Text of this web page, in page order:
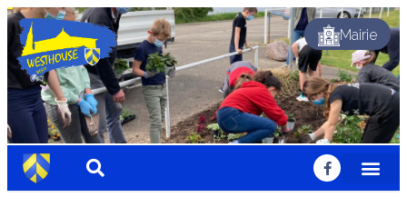
Mairie
Dynamique
Fleuri
Solidaire
Traditionnel
Festif
Sportif
Chaleureux
Accueillant
Nature
Dynamique
Fleuri
Solidaire
Traditionnel
Festif
Sportif
Chaleureux
Accueillant
Nature
Dynamique
Fleuri
Solidaire
Traditionnel
Festif
Sportif
Chaleureux
Accueillant
Nature